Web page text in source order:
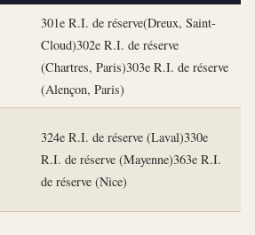
301e R.I. de réserve(Dreux, Saint-
Cloud)302e R.I. de réserve
(Chartres, Paris)303e R.I. de réserve
(Alençon, Paris)
324e R.I. de réserve (Laval)330e
R.I. de réserve (Mayenne)363e R.I.
de réserve (Nice)